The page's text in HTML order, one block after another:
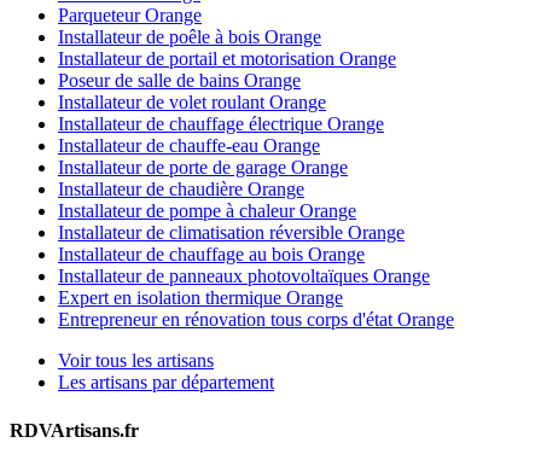
Parqueteur Orange
Installateur de poêle à bois Orange
Installateur de portail et motorisation Orange
Poseur de salle de bains Orange
Installateur de volet roulant Orange
Installateur de chauffage électrique Orange
Installateur de chauffe-eau Orange
Installateur de porte de garage Orange
Installateur de chaudière Orange
Installateur de pompe à chaleur Orange
Installateur de climatisation réversible Orange
Installateur de chauffage au bois Orange
Installateur de panneaux photovoltaïques Orange
Expert en isolation thermique Orange
Entrepreneur en rénovation tous corps d'état Orange
Voir tous les artisans
Les artisans par département
RDVArtisans.fr